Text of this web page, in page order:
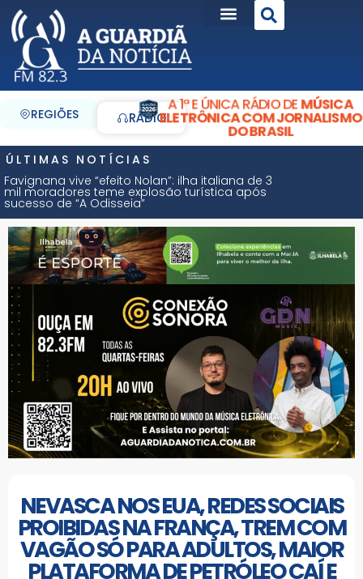
REGIÕES RÁDIO
A 1ª E ÚNICA RÁDIO DE MÚSICA
ELETRÔNICA COM JORNALISMO
DO BRASIL
ÚLTIMAS NOTÍCIAS
Favignana vive “efeito Nolan”: ilha italiana de 3
mil moradores teme explosão turística após
sucesso de “A Odisseia”
NEVASCA NOS EUA, REDES SOCIAIS
PROIBIDAS NA FRANÇA, TREM COM
VAGÃO SÓ PARA ADULTOS, MAIOR
PLATAFORMA DE PETRÓLEO CAÍ E